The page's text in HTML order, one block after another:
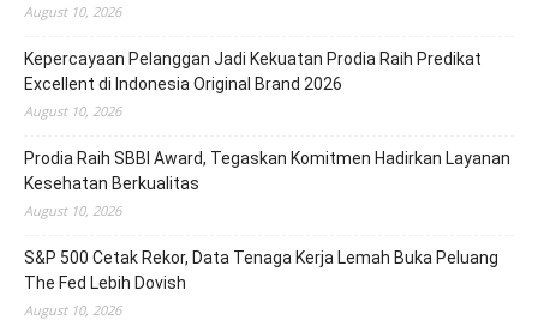
August 10, 2026
Kepercayaan Pelanggan Jadi Kekuatan Prodia Raih Predikat
Excellent di Indonesia Original Brand 2026
August 10, 2026
Prodia Raih SBBI Award, Tegaskan Komitmen Hadirkan Layanan
Kesehatan Berkualitas
August 10, 2026
S&P 500 Cetak Rekor, Data Tenaga Kerja Lemah Buka Peluang
The Fed Lebih Dovish
August 10, 2026